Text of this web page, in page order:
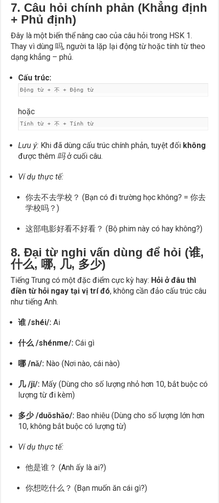
7. Câu hỏi chính phản (Khẳng định
+ Phủ định)
Đây là một biến thể nâng cao của câu hỏi trong HSK 1.
Thay vì dùng 吗, người ta lặp lại động từ hoặc tính từ theo
dạng khẳng – phủ.
Cấu trúc:
Động từ + 不 + Động từ
hoặc
Tính từ + 不 + Tính từ
Lưu ý: Khi đã dùng cấu trúc chính phản, tuyệt đối không
được thêm 吗ở cuối câu.
Ví dụ thực tế:
你去不去学校？ (Bạn có đi trường học không? = 你去
学校吗？)
这部电影好看不好看？ (Bộ phim này có hay không?)
8. Đại từ nghi vấn dùng để hỏi (谁,
什么, 哪, 几, 多少)
Tiếng Trung có một đặc điểm cực kỳ hay: Hỏi ở đâu thì
điền từ hỏi ngay tại vị trí đó, không cần đảo cấu trúc câu
như tiếng Anh.
谁 /shéi/: Ai
什么 /shénme/: Cái gì
哪 /nǎ/: Nào (Nơi nào, cái nào)
几 /jǐ/: Mấy (Dùng cho số lượng nhỏ hơn 10, bắt buộc có
lượng từ đi kèm)
多少 /duōshǎo/: Bao nhiêu (Dùng cho số lượng lớn hơn
10, không bắt buộc có lượng từ)
Ví dụ thực tế:
他是谁？ (Anh ấy là ai?)
你想吃什么？ (Bạn muốn ăn cái gì?)